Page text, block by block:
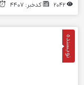
کدخبر: 4407
نویسنده